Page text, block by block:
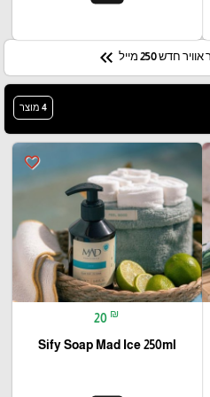
חדש 250 מייל keyboard_double_arrow_left
4 מוצר
favorite_border
20 ₪
Sify Soap Mad Ice 250ml